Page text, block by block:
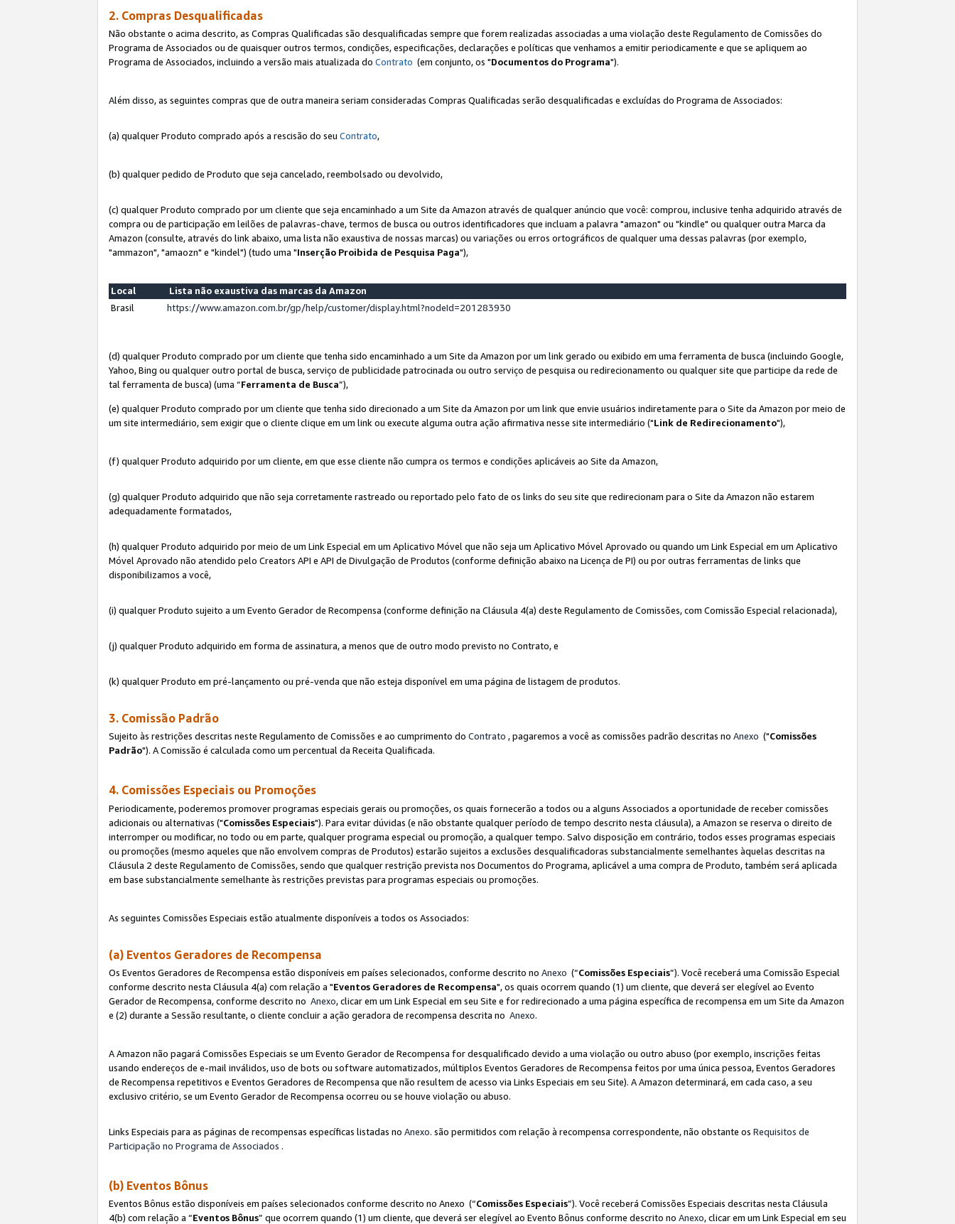
2. Compras Desqualificadas
Não obstante o acima descrito, as Compras Qualificadas são desqualificadas sempre que forem realizadas associadas a uma violação deste Regulamento de Comissões do
Programa de Associados ou de quaisquer outros termos, condições, especificações, declarações e políticas que venhamos a emitir periodicamente e que se apliquem ao
Programa de Associados, incluindo a versão mais atualizada do Contrato (em conjunto, os "Documentos do Programa").
Além disso, as seguintes compras que de outra maneira seriam consideradas Compras Qualificadas serão desqualificadas e excluídas do Programa de Associados:
(a) qualquer Produto comprado após a rescisão do seu Contrato,
(b) qualquer pedido de Produto que seja cancelado, reembolsado ou devolvido,
(c) qualquer Produto comprado por um cliente que seja encaminhado a um Site da Amazon através de qualquer anúncio que você: comprou, inclusive tenha adquirido através de
compra ou de participação em leilões de palavras-chave, termos de busca ou outros identificadores que incluam a palavra "amazon" ou "kindle" ou qualquer outra Marca da
Amazon (consulte, através do link abaixo, uma lista não exaustiva de nossas marcas) ou variações ou erros ortográficos de qualquer uma dessas palavras (por exemplo,
"ammazon", "amaozn" e "kindel") (tudo uma "Inserção Proibida de Pesquisa Paga"),
Local
Lista não exaustiva das marcas da Amazon
Brasil
https://www.amazon.com.br/gp/help/customer/display.html?nodeId=201283930
(d) qualquer Produto comprado por um cliente que tenha sido encaminhado a um Site da Amazon por um link gerado ou exibido em uma ferramenta de busca (incluindo Google,
Yahoo, Bing ou qualquer outro portal de busca, serviço de publicidade patrocinada ou outro serviço de pesquisa ou redirecionamento ou qualquer site que participe da rede de
tal ferramenta de busca) (uma “Ferramenta de Busca”),
(e) qualquer Produto comprado por um cliente que tenha sido direcionado a um Site da Amazon por um link que envie usuários indiretamente para o Site da Amazon por meio de
um site intermediário, sem exigir que o cliente clique em um link ou execute alguma outra ação afirmativa nesse site intermediário ("Link de Redirecionamento"),
(f) qualquer Produto adquirido por um cliente, em que esse cliente não cumpra os termos e condições aplicáveis ao Site da Amazon,
(g) qualquer Produto adquirido que não seja corretamente rastreado ou reportado pelo fato de os links do seu site que redirecionam para o Site da Amazon não estarem
adequadamente formatados,
(h) qualquer Produto adquirido por meio de um Link Especial em um Aplicativo Móvel que não seja um Aplicativo Móvel Aprovado ou quando um Link Especial em um Aplicativo
Móvel Aprovado não atendido pelo Creators API e API de Divulgação de Produtos (conforme definição abaixo na Licença de PI) ou por outras ferramentas de links que
disponibilizamos a você,
(i) qualquer Produto sujeito a um Evento Gerador de Recompensa (conforme definição na Cláusula 4(a) deste Regulamento de Comissões, com Comissão Especial relacionada),
(j) qualquer Produto adquirido em forma de assinatura, a menos que de outro modo previsto no Contrato, e
(k) qualquer Produto em pré-lançamento ou pré-venda que não esteja disponível em uma página de listagem de produtos.
3. Comissão Padrão
Sujeito às restrições descritas neste Regulamento de Comissões e ao cumprimento do Contrato , pagaremos a você as comissões padrão descritas no Anexo ("Comissões
Padrão"). A Comissão é calculada como um percentual da Receita Qualificada.
4. Comissões Especiais ou Promoções
Periodicamente, poderemos promover programas especiais gerais ou promoções, os quais fornecerão a todos ou a alguns Associados a oportunidade de receber comissões
adicionais ou alternativas ("Comissões Especiais"). Para evitar dúvidas (e não obstante qualquer período de tempo descrito nesta cláusula), a Amazon se reserva o direito de
interromper ou modificar, no todo ou em parte, qualquer programa especial ou promoção, a qualquer tempo. Salvo disposição em contrário, todos esses programas especiais
ou promoções (mesmo aqueles que não envolvem compras de Produtos) estarão sujeitos a exclusões desqualificadoras substancialmente semelhantes àquelas descritas na
Cláusula 2 deste Regulamento de Comissões, sendo que qualquer restrição prevista nos Documentos do Programa, aplicável a uma compra de Produto, também será aplicada
em base substancialmente semelhante às restrições previstas para programas especiais ou promoções.
As seguintes Comissões Especiais estão atualmente disponíveis a todos os Associados:
(a) Eventos Geradores de Recompensa
Os Eventos Geradores de Recompensa estão disponíveis em países selecionados, conforme descrito no Anexo (“Comissões Especiais”). Você receberá uma Comissão Especial
conforme descrito nesta Cláusula 4(a) com relação a "Eventos Geradores de Recompensa", os quais ocorrem quando (1) um cliente, que deverá ser elegível ao Evento
Gerador de Recompensa, conforme descrito no Anexo, clicar em um Link Especial em seu Site e for redirecionado a uma página específica de recompensa em um Site da Amazon
e (2) durante a Sessão resultante, o cliente concluir a ação geradora de recompensa descrita no Anexo.
A Amazon não pagará Comissões Especiais se um Evento Gerador de Recompensa for desqualificado devido a uma violação ou outro abuso (por exemplo, inscrições feitas
usando endereços de e-mail inválidos, uso de bots ou software automatizados, múltiplos Eventos Geradores de Recompensa feitos por uma única pessoa, Eventos Geradores
de Recompensa repetitivos e Eventos Geradores de Recompensa que não resultem de acesso via Links Especiais em seu Site). A Amazon determinará, em cada caso, a seu
exclusivo critério, se um Evento Gerador de Recompensa ocorreu ou se houve violação ou abuso.
Links Especiais para as páginas de recompensas específicas listadas no Anexo. são permitidos com relação à recompensa correspondente, não obstante os Requisitos de
Participação no Programa de Associados .
(b) Eventos Bônus
Eventos Bônus estão disponíveis em países selecionados conforme descrito no Anexo (“Comissões Especiais”). Você receberá Comissões Especiais descritas nesta Cláusula
4(b) com relação a “Eventos Bônus” que ocorrem quando (1) um cliente, que deverá ser elegível ao Evento Bônus conforme descrito no Anexo, clicar em um Link Especial em seu